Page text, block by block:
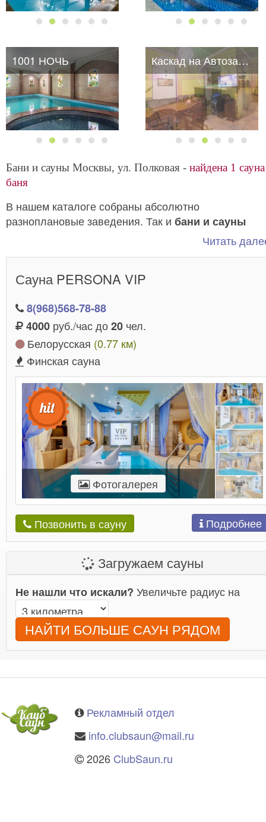
1001 НОЧЬ Каскад на Автозаводской
Бани и сауны Москвы, ул. Полковая - найдена 1
баня
В нашем каталоге собраны абсолютно
разноплановые заведения. Так и бани и сауны
возле улицы Полковая, бывают как на большую
Они различны между
сможете выбрать наиболее подходящий вариант
Читать
Сауна PERSONA VIP
8(968)568-78-88
4000 руб./час до20 чел.
Белорусская (0.77 км)
Финская сауна
Фотогалерея
Позвонить в сауну Подробнее
Загружаем сауны
Не нашли что искали? Увеличьте радиус на
НАЙТИ БОЛЬШЕ САУН РЯДОМ
Рекламный отдел
info.clubsaun@mail.ru
2026 ClubSaun.ru